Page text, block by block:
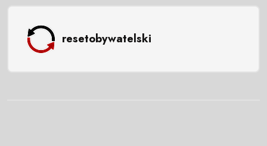
resetobywatelski